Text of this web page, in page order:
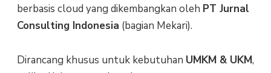
berbasis cloud yang dikembangkan oleh PT Jurnal
Consulting Indonesia (bagian Mekari).
Dirancang khusus untuk kebutuhan UMKM & UKM,